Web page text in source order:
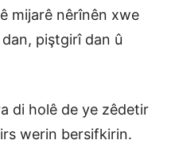
mijarê nêrînên xwe
piştgirî dan û
di holê de ye zêdetir
werin bersifkirin.